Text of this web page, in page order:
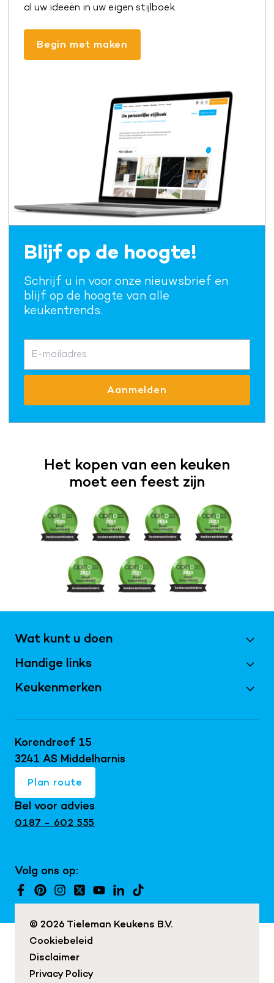
al uw ideeën in uw eigen stijlboek.
Begin met maken
Blijf op de hoogte!
Schrijf u in voor onze nieuwsbrief en
blijf op de hoogte van alle
keukentrends.
E-mailadres
Aanmelden
Het kopen van een keuken
moet een feest zijn
Wat kunt u doen
Maak een afspraak
Vraag magazine aan
Doe de virtuele tour
Keukeninspiratie blog
Keukenshowroom
Handige links
Best Beoordeeld 2026
Keukenrenovatie
Maatwerk interieur
Landelijke keukens
Moderne keukens
Keukenmerken
next125 keukens
Mereno keukens
Korendreef 15
3241 AS Middelharnis
Plan route
Bel voor advies
0187 - 602 555
Volg ons op:
© 2026 Tieleman Keukens B.V.
Cookiebeleid
Disclaimer
Privacy Policy